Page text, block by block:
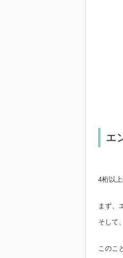
エ
4桁以
まず、
そして
このこ